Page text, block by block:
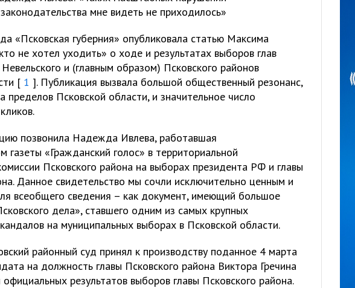
мне видеть не приходилось»
«Псковская губерния» опубликовала статью Максима
не хотел уходить» о ходе и результатах выборов глав
Невельского и (главным образом) Псковского районов
[ 1 ]. Публикация вызвала большой общественный резонанс,
пределов Псковской области, и значительное число
позвонила Надежда Ивлева, работавшая
газеты «Гражданский голос» в территориальной
Псковского района на выборах президента РФ и главы
Данное свидетельство мы сочли исключительно ценным и
всеобщего сведения – как документ, имеющий большое
дела», ставшего одним из самых крупных
на муниципальных выборах в Псковской области.
районный суд принял к производству поданное 4 марта
на должность главы Псковского района Виктора Гречина
результатов выборов главы Псковского района.